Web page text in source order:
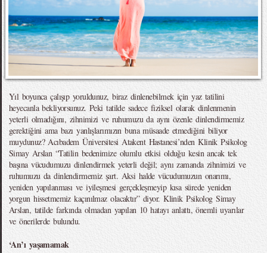
Yıl boyunca çalışıp yoruldunuz, biraz dinlenebilmek için yaz tatilini
heyecanla bekliyorsunuz. Peki tatilde sadece fiziksel olarak dinlenmenin
yeterli olmadığını, zihnimizi ve ruhumuzu da aynı özenle dinlendirmemiz
gerektiğini ama bazı yanlışlarımızın buna müsaade etmediğini biliyor
muydunuz? Acıbadem Üniversitesi Atakent Hastanesi’nden Klinik Psikolog
Simay Arslan “Tatilin bedenimize olumlu etkisi olduğu kesin ancak tek
başına vücudumuzu dinlendirmek yeterli değil; aynı zamanda zihnimizi ve
ruhumuzu da dinlendirmemiz şart. Aksi halde vücudumuzun onarımı,
yeniden yapılanması ve iyileşmesi gerçekleşmeyip kısa sürede yeniden
yorgun hissetmemiz kaçınılmaz olacaktır” diyor. Klinik Psikolog Simay
Arslan, tatilde farkında olmadan yapılan 10 hatayı anlattı, önemli uyarılar
ve önerilerde bulundu.
‘An’ı yaşamamak